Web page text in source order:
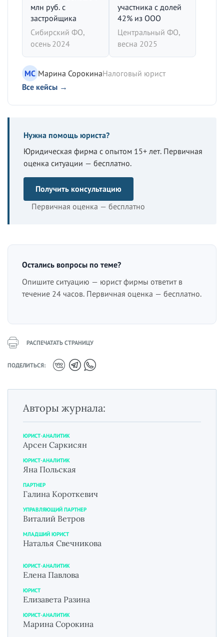
млн руб. с
застройщика
Сибирский ФО,
осень 2024
участника с долей
42% из ООО
Центральный ФО,
весна 2025
МС Марина СорокинаНалоговый юрист
Все кейсы →
Нужна помощь юриста?
Юридическая фирма с опытом 15+ лет. Первичная
оценка ситуации — бесплатно.
Получить консультацию
Первичная оценка — бесплатно
Остались вопросы по теме?
Опишите ситуацию — юрист фирмы ответит в
течение 24 часов. Первичная оценка — бесплатно.
РАСПЕЧАТАТЬ СТРАНИЦУ
ПОДЕЛИТЬСЯ:
Авторы журнала:
ЮРИСТ-АНАЛИТИК
Арсен Саркисян
ЮРИСТ-АНАЛИТИК
Яна Польская
ПАРТНЕР
Галина Короткевич
УПРАВЛЯЮЩИЙ ПАРТНЕР
Виталий Ветров
МЛАДШИЙ ЮРИСТ
Наталья Свечникова
ЮРИСТ-АНАЛИТИК
Елена Павлова
ЮРИСТ
Елизавета Разина
ЮРИСТ-АНАЛИТИК
Марина Сорокина